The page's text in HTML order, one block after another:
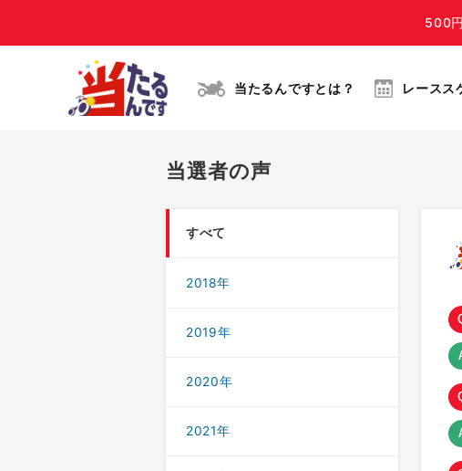
500
当たるんですとは？ レースス
当選者の声
すべて
2018年
2019年
2020年
2021年